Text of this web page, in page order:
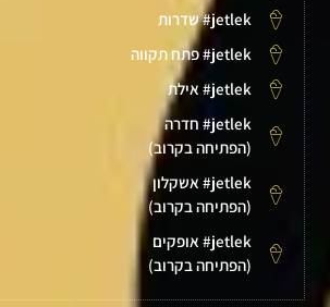
jetlek# שדרות
jetlek# פתח תקווה
jetlek# אילת
jetlek# חדרה
(הפתיחה בקרוב)
jetlek# אשקלון
(הפתיחה בקרוב)
jetlek# אופקים
(הפתיחה בקרוב)